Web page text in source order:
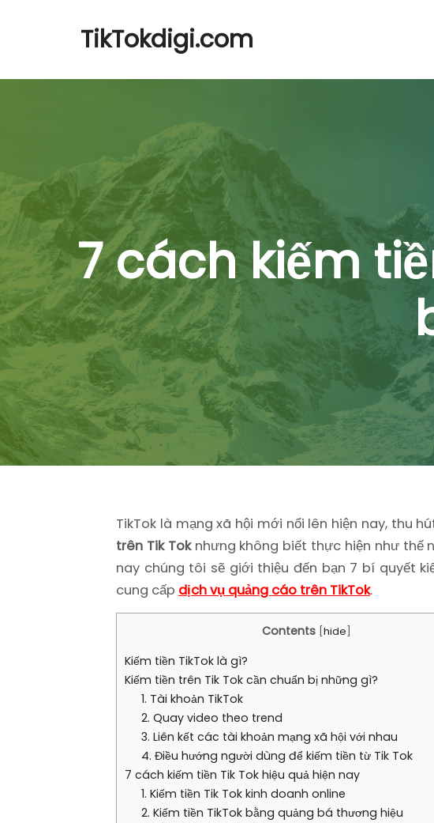
TikTokdigi.com
7 cách kiếm
TikTok là mạng xã hội mới nổi lên hiện nay, thu
trên Tik Toknhưng không biết thực hiện như thế
nay chúng tôi sẽ giới thiệu đến bạn 7 bí quyết
cung cấp dịch vụ quảng cáo trên TikTok.
Contents hide
Kiếm tiền TikTok là gì?
Kiếm tiền trên Tik Tok cần chuẩn bị những gì?
1. Tài khoản TikTok
2. Quay video theo trend
3. Liên kết các tài khoản mạng xã hội với nhau
4. Điều hướng người dùng để kiếm tiền từ Tik Tok
7 cách kiếm tiền Tik Tok hiệu quả hiện nay
1. Kiếm tiền Tik Tok kinh doanh online
2. Kiếm tiền TikTok bằng quảng bá thương hiệu